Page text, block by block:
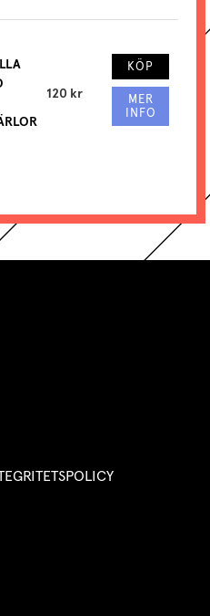
120 kr
KÖP
MER
INFO